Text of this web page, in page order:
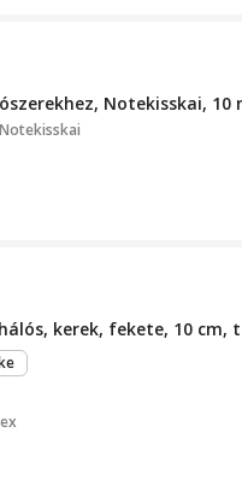
Notekisskai, 10
Notekisskai
kerek, fekete, 10